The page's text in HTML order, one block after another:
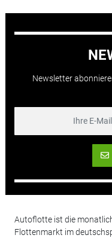
Newsletter
Autoflotte ist die
Flottenmarkt im